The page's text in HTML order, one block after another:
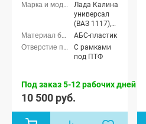
Лада Калина
универсал
(ВАЗ 1117),
Лада Калина
седан (ВАЗ
1118), Лада
Калина
1119)
АБС-пластик
С рамками
под ПТФ
Под заказ 5-12 рабочих дней
10 500 руб.